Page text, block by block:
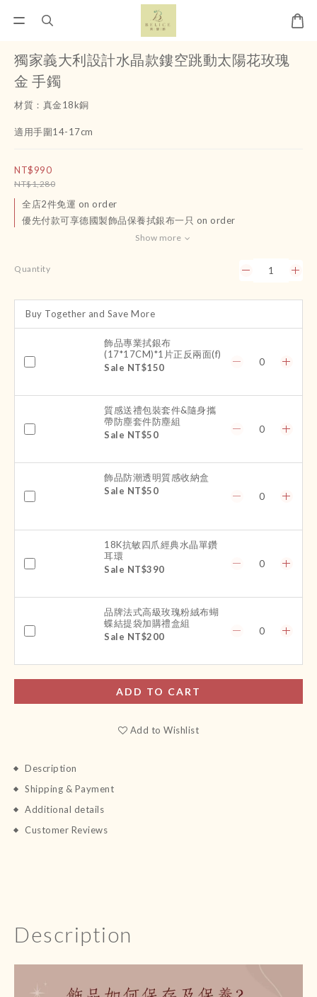
獨家義大利設計水晶款鏤空跳動太陽花玫瑰
金 手鐲
材質：真金18k銅
適用手圍14-17cm
NT$990
NT$1,280
全店2件免運 on order
優先付款可享德國製飾品保養拭銀布一只 on order
Show more
Quantity
Buy Together and Save More
飾品專業拭銀布
(17*17CM)*1片正反兩面(f)
Sale NT$150
質感送禮包裝套件&隨身攜
帶防塵套件防塵組
Sale NT$50
飾品防潮透明質感收納盒
Sale NT$50
18K抗敏四爪經典水晶單鑽
耳環
Sale NT$390
品牌法式高級玫瑰粉絨布蝴
蝶結提袋加購禮盒組
Sale NT$200
ADD TO CART
Add to Wishlist
Description
Shipping & Payment
Additional details
Customer Reviews
Description